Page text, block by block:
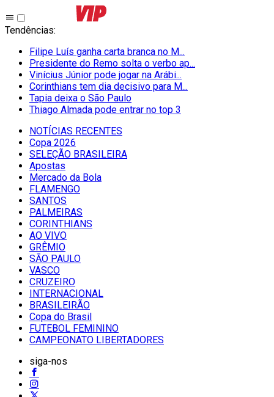
Tendências:
Filipe Luís ganha carta branca no M...
Presidente do Remo solta o verbo ap...
Vinícius Júnior pode jogar na Arábi...
Corinthians tem dia decisivo para M...
Tapia deixa o São Paulo
Thiago Almada pode entrar no top 3
NOTÍCIAS RECENTES
Copa 2026
SELEÇÃO BRASILEIRA
Apostas
Mercado da Bola
FLAMENGO
SANTOS
PALMEIRAS
CORINTHIANS
AO VIVO
GRÊMIO
SĀO PAULO
VASCO
CRUZEIRO
INTERNACIONAL
BRASILEIRÃO
Copa do Brasil
FUTEBOL FEMININO
CAMPEONATO LIBERTADORES
siga-nos